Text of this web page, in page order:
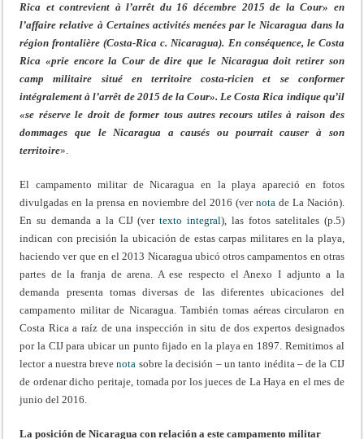
Rica et contrevient à l’arrêt du 16 décembre 2015 de la Cour» en
l’affaire relative à Certaines activités menées par le Nicaragua dans la
région frontalière (Costa-Rica c. Nicaragua). En conséquence, le Costa
Rica «prie encore la Cour de dire que le Nicaragua doit retirer son
camp militaire situé en territoire costa-ricien et se conformer
intégralement à l’arrêt de 2015 de la Cour». Le Costa Rica indique qu’il
«se réserve le droit de former tous autres recours utiles à raison des
dommages que le Nicaragua a causés ou pourrait causer à son
territoire».
El campamento militar de Nicaragua en la playa apareció en fotos
divulgadas en la prensa en noviembre del 2016 (ver notade La Nación).
En su demanda a la CIJ (vertexto integral), las fotos satelitales (p.5)
indican con precisión la ubicación de estas carpas militares en la playa,
haciendo ver que en el 2013 Nicaragua ubicó otros campamentos en otras
partes de la franja de arena. A ese respecto el Anexo I adjunto a la
demanda presenta tomas diversas de las diferentes ubicaciones del
campamento militar de Nicaragua. También tomas aéreas circularon en
Costa Rica a raíz de una inspección in situ de dos expertos designados
por la CIJ para ubicar un punto fijado en la playa en 1897. Remitimos al
lector a nuestra brevenota sobre la decisión – un tanto inédita – de la CIJ
de ordenar dicho peritaje, tomada por los jueces de La Haya en el mes de
junio del 2016.
La posición de Nicaragua con relación a este campamento militar